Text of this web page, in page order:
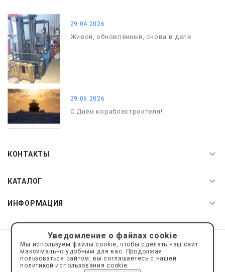
29.04.2026
Живой, обновлённый, снова в деле
29.06.2026
С Днём кораблестроителя!
КОНТАКТЫ
КАТАЛОГ
ИНФОРМАЦИЯ
© 2019—2026 Интернет пространство АкваРос
sale@a-ros.ru
Политика конфиденциальности
Политика обработки персональных данных
Уведомление о файлах cookie
Мы используем файлы cookie, чтобы сделать наш сайт
максимально удобным для вас. Продолжая
пользоваться сайтом, вы соглашаетесь с нашей
политикой использования cookie.